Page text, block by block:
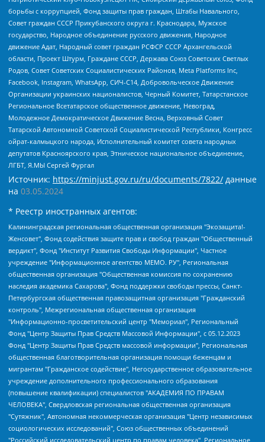
борьбы с коррупцией, Фонд защиты прав граждан, Штабы Навального,
Совет граждан СССР Прикубанского округа г. Краснодара, Мужское
государство, Народное объединение русского движения, Народное
движение Адат, Народный совет граждан РСФСР СССР Архангельской
области, Проект Штурм, Граждане СССР, Держава Союз Советских Светлых
Родов, Совет Советских Социалистических Районов, Meta Platforms Inc,
Facebook, Instagram, WhatsApp, СИЧ-С14, Добровольческое Движение
Организации украинских националистов, Черный Комитет, Татарстанское
Региональное Всетатарское общественное движение, Невоград,
Молодежное Демократическое Движение Весна, Верховный Совет
Татарской Автономной Советской Социалистической Республики, Конгресс
ойрат-калмыцкого народа, Исполнительный комитет совета народных
депутатов Красноярского края, Этническое национальное объединение,
ЛГБТ, Я.МЫ Сергей Фургал
Источник: https://minjust.gov.ru/ru/documents/7822/ данные
на 03.05.2024
* Реестр иностранных агентов:
Калининградская региональная общественная организация "Экозащита!-Женсовет", Фонд содействия защите прав и свобод граждан "Общественный вердикт", Фонд "Институт Развития Свободы Информации", Частное учреждение "Информационное агентство МЕМО. РУ", Региональная общественная организация "Общественная комиссия по сохранению наследия академика Сахарова", Фонд поддержки свободы прессы, Санкт-Петербургская общественная правозащитная организация "Гражданский контроль", Межрегиональная общественная организация "Информационно-просветительский центр "Мемориал", Региональный Фонд "Центр Защиты Прав Средств Массовой Информации", с 05.12.2023 Фонд "Центр Защиты Прав Средств массовой информации", Региональная общественная благотворительная организация помощи беженцам и мигрантам "Гражданское содействие", Негосударственное образовательное учреждение дополнительного профессионального образования (повышение квалификации) специалистов "АКАДЕМИЯ ПО ПРАВАМ ЧЕЛОВЕКА", Свердловская региональная общественная организация "Сутяжник", Автономная некоммерческая организация "Центр независимых социологических исследований", Союз общественных объединений "Российский исследовательский центр по правам человека", Региональное общественное учреждение научно-информационный центр "МЕМОРИАЛ", Некоммерческая организация "Фонд защиты гласности", Автономная некоммерческая организация "Институт прав человека", Городская общественная организация "Екатеринбургское общество "МЕМОРИАЛ", Городская общественная организация "Рязанское историко-просветительское и правозащитное общество "Мемориал" (Рязанский Мемориал), Челябинский региональный орган общественной самодеятельности – женское общественное объединение "Женщины Евразии", Челябинский региональный орган общественной самодеятельности "Уральская правозащитная группа", Фонд содействия защите здоровья и социальной справедливости имени Андрея Рылькова, Автономная Некоммерческая Организация "Аналитический Центр Юрия Левады", Автономная некоммерческая организация социальной поддержки населения "Проект Апрель", Региональная общественная организация помощи женщинам и детям, находящимся в кризисной ситуации "Информационно-методический центр "Анна", Фонд содействия развитию массовых коммуникаций и правовому просвещению "Так-так-Так", Фонд содействия устойчивому развитию "Серебряная тайга", Свердловский региональный общественный фонд социальных проектов "Новое время", "Idel.Реалии", Кавказ.Реалии, Крым.Реалии, Телеканал Настоящее Время, Татаро-башкирская служба Радио Свобода (Azatliq Radiosi), Радио Свободная Европа/Радио Свобода (PCE/PC), "Сибирь.Реалии", "Фактограф", Благотворительный фонд помощи осужденным и их семьям, Автономная некоммерческая организация "Институт глобализации и социальных движений", Фонд "В защиту прав заключенных", Частное учреждение "Центр поддержки и содействия развитию средств массовой информации", Пензенский региональный общественный благотворительный фонд "Гражданский союз", "Север.Реалии", Некоммерческая организация Фонд "Правовая инициатива", Общество с ограниченной ответственностью "Радио Свободная Европа/Радио Свобода", Чешское информационное агентство "MEDIUM-ORIENT", Красноярская региональная общественная организация "Мы против СПИДа", Камалягин Денис Николаевич, Маркелов Сергей Евгеньевич, Пономарев Лев Александрович, Савицкая Людмила Алексеевна, Автономная некоммерческая организация "Центр по работе с проблемой насилия "НАСИЛИЮ.НЕТ", Межрегиональный профессиональный союз работников здравоохранения "Альянс врачей", Юридическое лицо, зарегистрированное в Латвийской Республике, SIA "Medusa Project" (регистрационный номер 40103797863, дата регистрации 10.06.2014), Некоммерческая организация "Фонд по борьбе с коррупцией", Автономная некоммерческая организация "Институт права и публичной политики", Баданин Роман Сергеевич, Гликин Максим Александрович, Железнова Мария Михайловна, Лукьянова Юлия Сергеевна, Маетная Елизавета Витальевна, Маняхин Петр Борисович, Чуракова Ольга Владимировна, Ярош Юлия Петровна, Юридическое лицо "The Insider SIA", зарегистрированное в Риге, Латвийская Республика (дата регистрации 26.06.2015), являющееся администратором доменного имени интернет-издания "The Insider SIA", https://theins.ru, Постернак Алексей Евгеньевич, Рубин Михаил Аркадьевич, Анин Роман Александрович, Юридическое лицо Istories fonds, зарегистрированное в Латвийской Республике (регистрационный номер 50008295751, дата регистрации 24.02.2020), Великовский Дмитрий Александрович, Долинина Ирина Николаевна, Мароховская Алеся Алексеевна, Шлейнов Роман Юрьевич, Шмагун Олеся Валентиновна, Общество с ограниченной ответственностью "Альтаир 2021", Общество с ограниченной ответственностью "Вега 2021", Общество с ограниченной ответственностью "Главный редактор 2021", Общество с ограниченной ответственностью "Ромашки монолит", Важенков Артем Валерьевич, Ивановская областная общественная организация "Центр гендерных исследований", Гурман Юрий Альбертович, Медиапроект "ОВД-Инфо", Егоров Владимир Владимирович, Жилинский Владимир Александрович, Общество с ограниченной ответственностью "ЗП", Иванова София Юрьевна, Карезина Инна Павловна, Кильтау Екатерина Викторовна, Петров Алексей Викторович, Пискунов Сергей Евгеньевич, Смирнов Сергей Сергеевич, Тихонов Михаил Сергеевич, Общество с ограниченной ответственностью "ЖУРНАЛИСТ-ИНОСТРАННЫЙ АГЕНТ", Арапова Галина Юрьевна, Вольтская Татьяна Анатольевна, Американская компания "Mason G.E.S. Anonymous Foundation" (США), являющаяся владельцем интернет-издания https://mnews.world/, Компания "Stichting Bellingcat", зарегистрированная в Нидерландах (дата регистрации 11.07.2018), Захаров Андрей Вячеславович, Клепиковская Екатерина Дмитриевна, Общество с ограниченной ответственностью "МЕМО", Перл Роман Александрович, Симонов Евгений Алексеевич, Соловьева Елена Анатольевна, Сотников Даниил Владимирович, Сурначева Елизавета Дмитриевна, Автономная некоммерческая организация по защите прав человека и информированию населения "Якутия – Наше Мнение", Общество с ограниченной ответственностью "Москоу диджитал медиа", с 26.01.2023 Общество с ограниченной ответственностью "Чайка Белые сады", Ветошкина Валерия Валерьевна, Заговора Максим Александрович, Межрегиональное общественное движение "Российская ЛГБТ - сеть", Оленичев Максим Владимирович, Павлов Иван Юрьевич, Скворцова Елена Сергеевна, Общество с ограниченной ответственностью "Как бы инагент", Кочетков Игорь Викторович, Общество с ограниченной ответственностью "Честные выборы", Еланчик Олег Александрович, Общество с ограниченной ответственностью "Нобелевский призыв", Гималова Регина Эмилевна, Григорьев Андрей Валерьевич, Григорьева Алина Александровна, Ассоциация по содействию защите прав призывников, альтернативнослужащих и военнослужащих "Правозащитная группа "Гражданин.Армия.Право", Хисамова Регина Фаритовна, Автономная некоммерческая организация по реализации социально-правовых программ "Лилит", Дальневосточное общественное движение "Маяк", Санкт-Петербургская ЛГБТ-инициативная группа "Выход", Инициативная группа ЛГБТ+ "Реверс", Алексеев Андрей Викторович, Бекбулатова Таисия Львовна, Беляев Иван Михайлович, Владыкина Елена Сергеевна, Гельман Марат Александрович, Никульшина Вероника Юрьевна, Толоконникова Надежда Андреевна, Шендерович Виктор Анатольевич, Общество с ограниченной ответственностью "Данное сообщение", Общество с ограниченной ответственностью Издательский дом "Новая глава", Айнбиндер Александра Александровна, Московский комьюнити-центр для ЛГБТ+инициатив, Благотворительный фонд развития филантропии, Deutsche Welle (Германия, Kurt-Schumacher-Strasse 3, 53113 Bonn), Борзунова Мария Михайловна, Воробьев Виктор Викторович, Голубева Анна Львовна, Константинова Алла Михайловна, Малкова Ирина Владимировна, Мурадов Мурад Абдулгалимович, Осетинская Елизавета Николаевна, Понасенков Евгений Николаевич, Ганапольский Матвей Юрьевич, Киселев Евгений Алексеевич, Борухович Ирина Григорьевна, Дремин Иван Тимофеевич, Дубровский Дмитрий Викторович, Красноярская региональная общественная организация поддержки и развития альтернативных образовательных технологий и межкультурных коммуникаций "ИНТЕРРА", Маяковская Екатерина Алексеевна, Фейгин Марк Захарович, Филимонов Андрей Викторович, Дзугкоева Регина Николаевна, Доброхотов Роман Александрович, Дудь Юрий Александрович, Елкин Сергей Владимирович, Кругликов Кирилл Игоревич, Сабунаева Мария Леонидовна, Семенов Алексей Владимирович, Шаинян Карен Багратович, Шульман Екатерина Михайловна, Асафьев Артур Валерьевич, Вахштайн Виктор Семенович, Венедиктов Алексей Алексеевич, Лушникова Екатерина Евгеньевна, Волков Леонид Михайлович, Невзоров Александр Глебович, Пархоменко Сергей Борисович, Сироткин Ярослав Николаевич, Кара-Мурза Владимир Владимирович, Баранова Наталья Владимировна, Гозман Леонид Яковлевич, Кагарлицкий Борис Юльевич, Климарев Михаил Валерьевич, Милов Владимир Станиславович, Автономная некоммерческая организация Краснодарский центр современного искусства "Типография", Моргенштерн Алишер Тагирович, Соболь Любовь Эдуардовна, Общество с ограниченной ответственностью "ЛИЗА НОРМ", Каспаров Гарри Кимович, Ходорковский Михаил Борисович, Общество с ограниченной ответственностью "Апрельские тезисы", Данилович Ирина Брониславовна, Кашин Олег Владимирович, Петров Николай Владимирович, Пивоваров Алексей Владимирович, Соколов Михаил Владимирович, Цветкова Юлия Владимировна, Чичваркин Евгений Александрович, Комитет против пыток/Команда против пыток, Общество с ограниченной ответственностью "Первый научный", Общество с ограниченной ответственностью "Вертолет и ко", Белоцерковская Вероника Борисовна, Кац Максим Евгеньевич, Лазарева Татьяна Юрьевна, Шаведдинов Руслан Табризович, Яшин Илья Валерьевич, Общество с ограниченной ответственностью "Иноагент ААВ", Алешковский Дмитрий Петрович, Альбац Евгения Марковна, Быков Дмитрий Львович, Галямина Юлия Евгеньевна, Лойко Сергей Леонидович, Мартынов Кирилл Константинович, Медведев Сергей Александрович, Крашенинников Федор Геннадиевич, Гордеева Катерина Вл